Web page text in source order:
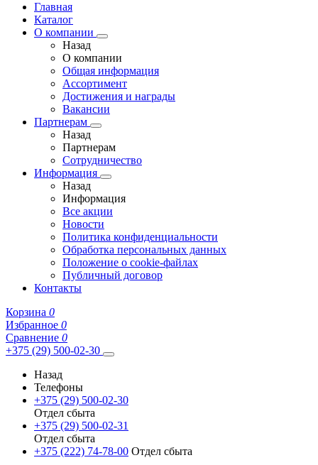
Главная
Каталог
О компании
Назад
О компании
Общая информация
Ассортимент
Достижения и награды
Вакансии
Партнерам
Назад
Партнерам
Сотрудничество
Информация
Назад
Информация
Все акции
Новости
Политика конфиденциальности
Обработка персональных данных
Положение о cookie-файлах
Публичный договор
Контакты
Корзина 0
Избранное 0
Сравнение 0
+375 (29) 500-02-30
Назад
Телефоны
+375 (29) 500-02-30
Отдел сбыта
+375 (29) 500-02-31
Отдел сбыта
+375 (222) 74-78-00 Отдел сбыта